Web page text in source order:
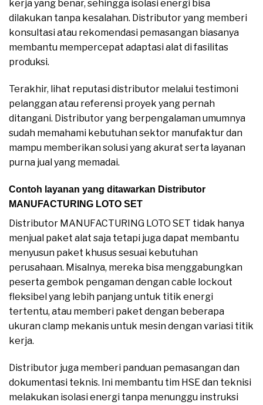
kerja yang benar, sehingga isolasi energi bisa
dilakukan tanpa kesalahan. Distributor yang memberi
konsultasi atau rekomendasi pemasangan biasanya
membantu mempercepat adaptasi alat di fasilitas
produksi.
Terakhir, lihat reputasi distributor melalui testimoni
pelanggan atau referensi proyek yang pernah
ditangani. Distributor yang berpengalaman umumnya
sudah memahami kebutuhan sektor manufaktur dan
mampu memberikan solusi yang akurat serta layanan
purna jual yang memadai.
Contoh layanan yang ditawarkan Distributor
MANUFACTURING LOTO SET
Distributor MANUFACTURING LOTO SET tidak hanya
menjual paket alat saja tetapi juga dapat membantu
menyusun paket khusus sesuai kebutuhan
perusahaan. Misalnya, mereka bisa menggabungkan
peserta gembok pengaman dengan cable lockout
fleksibel yang lebih panjang untuk titik energi
tertentu, atau memberi paket dengan beberapa
ukuran clamp mekanis untuk mesin dengan variasi titik
kerja.
Distributor juga memberi panduan pemasangan dan
dokumentasi teknis. Ini membantu tim HSE dan teknisi
melakukan isolasi energi tanpa menunggu instruksi